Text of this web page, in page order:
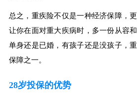
总之，重疾险不仅是一种经济保障，
让你在面对重大疾病时，多一份从容
单身还是已婚，有孩子还是没孩子，
保障之一。
28岁投保的优势